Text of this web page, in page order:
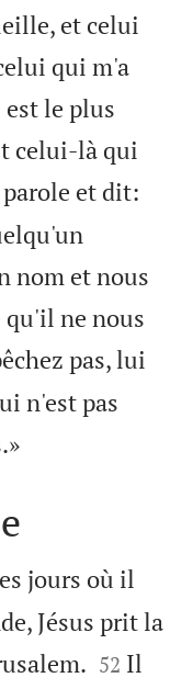
et celui
qui m'a
le plus
celui-là qui
et dit:
nom et nous
qu'il ne nous
pas, lui
n'est pas

jours où il
Jésus prit la


52 Il